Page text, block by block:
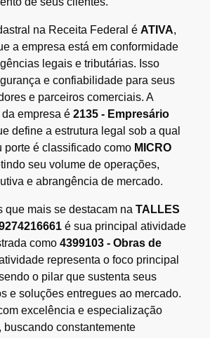
na Receita Federal é ATIVA,
a empresa está em conformidade
legais e tributárias. Isso
e confiabilidade para seus
e parceiros comerciais. A
empresa é 2135 - Empresário
define a estrutura legal sob a qual
porte é classificado como MICRO
seu volume de operações,
e abrangência de mercado.
que mais se destacam na TALLES
é sua principal atividade
como 4399103 - Obras de
representa o foco principal
o pilar que sustenta seus
e soluções entregues ao mercado.
excelência e especialização
buscando constantemente